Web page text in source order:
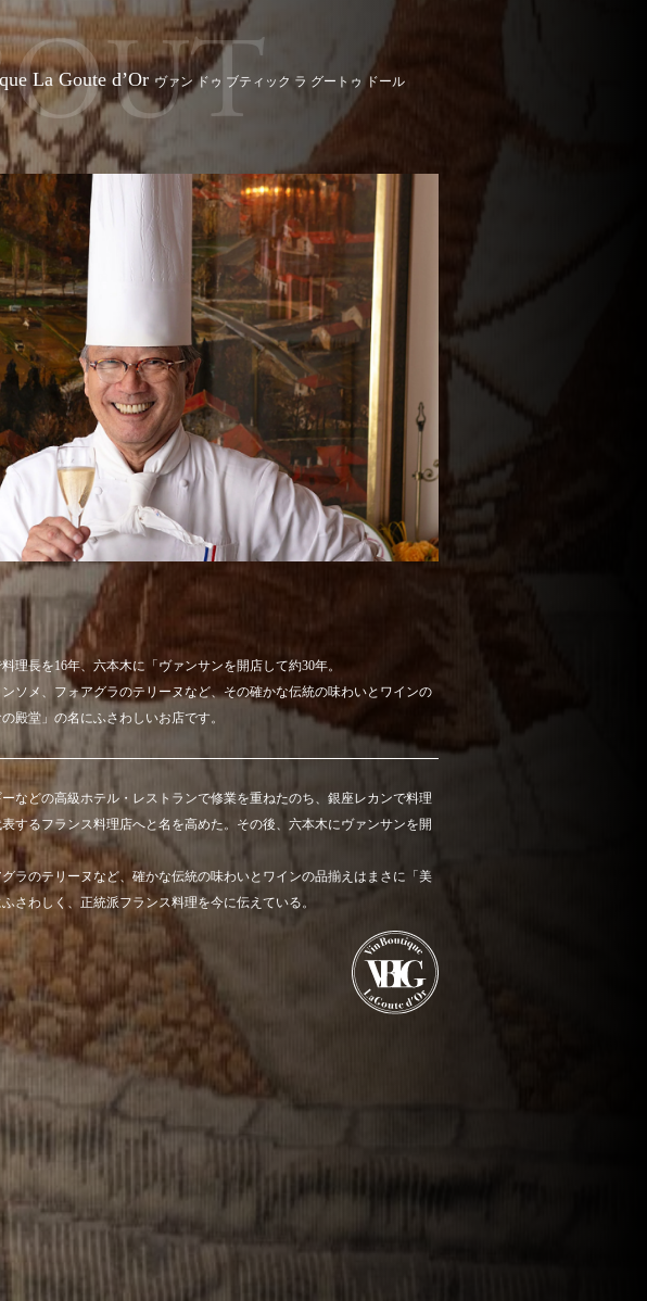
La Goute d’Or ヴァン ドゥ ブティック ラ グートゥ ドール
料理長を16年、六本木に「ヴァンサンを開店して約30年。
ソメ、フォアグラのテリーヌなど、その確かな伝統の味わいとワインの
殿堂」の名にふさわしいお店です。
などの高級ホテル・レストランで修業を重ねたのち、銀座レカンで料理
するフランス料理店へと名を高めた。その後、六本木にヴァンサンを開
ラのテリーヌなど、確かな伝統の味わいとワインの品揃えはまさに「美
さわしく、正統派フランス料理を今に伝えている。